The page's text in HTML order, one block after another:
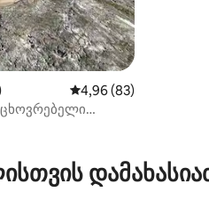
საშუალო შეფასებაა
4,96 (83)